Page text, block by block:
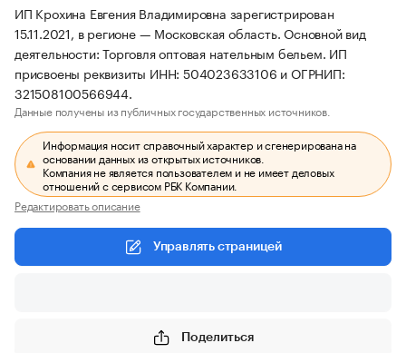
ИП Крохина Евгения Владимировна зарегистрирован
15.11.2021, в регионе — Московская область. Основной вид
деятельности: Торговля оптовая нательным бельем. ИП
присвоены реквизиты ИНН: 504023633106 и ОГРНИП:
321508100566944.
Данные получены из публичных государственных источников.
Информация носит справочный характер и сгенерирована на
основании данных из открытых источников.
Компания не является пользователем и не имеет деловых
отношений с сервисом РБК Компании.
Редактировать описание
Управлять страницей
Поделиться